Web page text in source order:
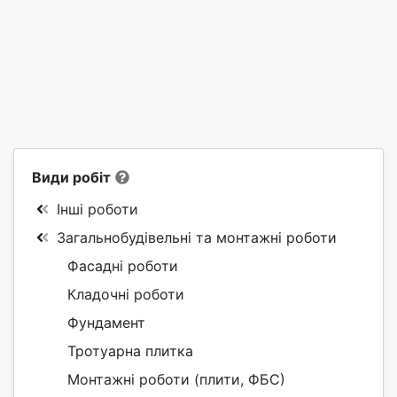
Види робіт
Інші роботи
Загальнобудівельні та монтажні роботи
Фасадні роботи
Кладочні роботи
Фундамент
Тротуарна плитка
Монтажні роботи (плити, ФБС)